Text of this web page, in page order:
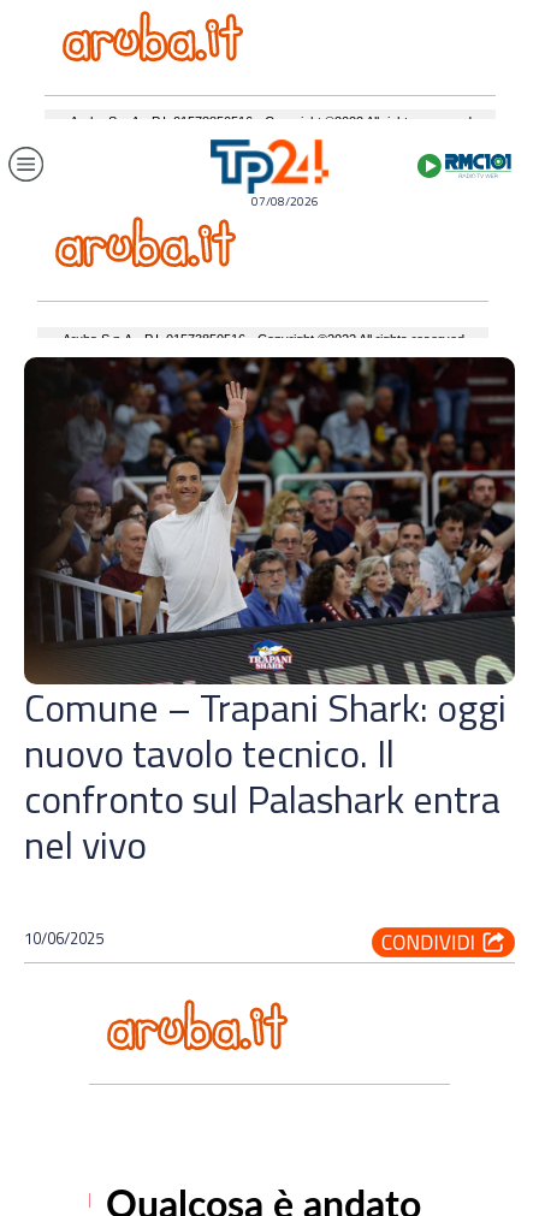
07/08/2026
Comune – Trapani Shark: oggi
nuovo tavolo tecnico. Il
confronto sul Palashark entra
nel vivo
10/06/2025